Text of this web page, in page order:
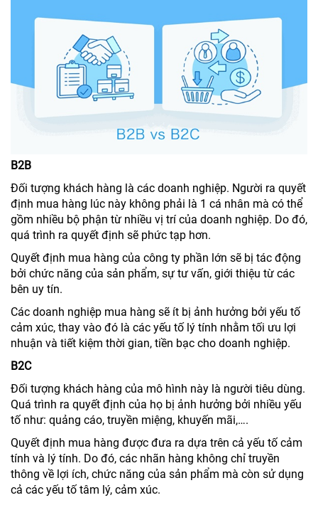
B2B
Đối tượng khách hàng là các doanh nghiệp. Người ra quyết
định mua hàng lúc này không phải là 1 cá nhân mà có thể
gồm nhiều bộ phận từ nhiều vị trí của doanh nghiệp. Do đó,
quá trình ra quyết định sẽ phức tạp hơn.
Quyết định mua hàng của công ty phần lớn sẽ bị tác động
bởi chức năng của sản phẩm, sự tư vấn, giới thiệu từ các
bên uy tín.
Các doanh nghiệp mua hàng sẽ ít bị ảnh hưởng bởi yếu tố
cảm xúc, thay vào đó là các yếu tố lý tính nhằm tối ưu lợi
nhuận và tiết kiệm thời gian, tiền bạc cho doanh nghiệp.
B2C
Đối tượng khách hàng của mô hình này là người tiêu dùng.
Quá trình ra quyết định của họ bị ảnh hưởng bởi nhiều yếu
tố như: quảng cáo, truyền miệng, khuyến mãi,….
Quyết định mua hàng được đưa ra dựa trên cả yếu tố cảm
tính và lý tính. Do đó, các nhãn hàng không chỉ truyền
thông về lợi ích, chức năng của sản phẩm mà còn sử dụng
cả các yếu tố tâm lý, cảm xúc.